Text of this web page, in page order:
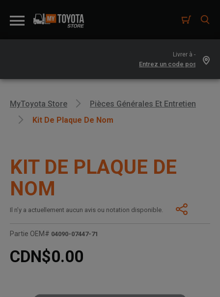
Livrer à -
MyToyota Store
Pièces Générales Et Entretien
Kit De Plaque De Nom
KIT DE PLAQUE DE
NOM
Il n’y a actuellement aucun avis ou notation disponible.
Partie OEM# 04090-07447-71
CDN$0.00